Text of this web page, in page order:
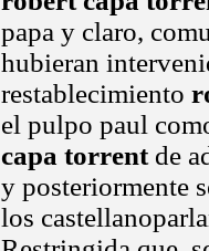
papa y claro,
hubieran
restablecimiento
el pulpo paul
capa torrentde
y posteriormente
los